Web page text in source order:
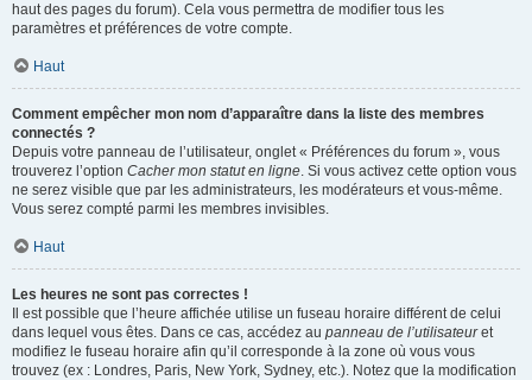
haut des pages du forum). Cela vous permettra de modifier tous les
paramètres et préférences de votre compte.
Haut
Comment empêcher mon nom d’apparaître dans la liste des membres
connectés ?
Depuis votre panneau de l’utilisateur, onglet « Préférences du forum », vous
trouverez l’option Cacher mon statut en ligne. Si vous activez cette option vous
ne serez visible que par les administrateurs, les modérateurs et vous-même.
Vous serez compté parmi les membres invisibles.
Haut
Les heures ne sont pas correctes !
Il est possible que l’heure affichée utilise un fuseau horaire différent de celui
dans lequel vous êtes. Dans ce cas, accédez au panneau de l’utilisateuret
modifiez le fuseau horaire afin qu’il corresponde à la zone où vous vous
trouvez (ex : Londres, Paris, New York, Sydney, etc.). Notez que la modification